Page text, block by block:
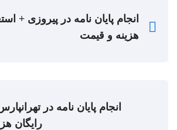
انجام پایان نامه در پیروزی +
هزینه و قیمت
انجام پایان نامه در
رایگان